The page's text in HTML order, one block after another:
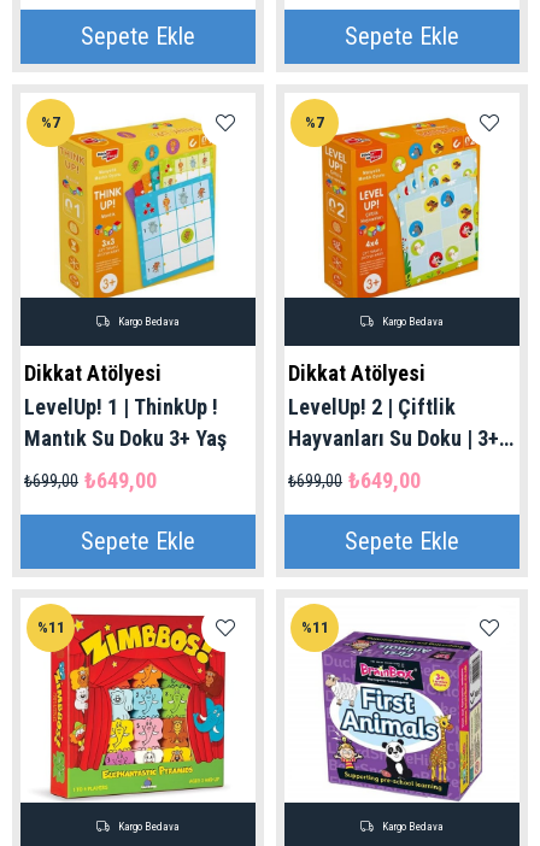
Sepete Ekle Sepete Ekle
Dikkat Atölyesi
LevelUp! 1 | ThinkUp !
Mantık Su Doku 3+ Yaş
₺649,00
₺699,00
Sepete Ekle
%7
Kargo Bedava
Dikkat Atölyesi
LevelUp! 2 | Çiftlik
Hayvanları Su Doku | 3+
Yaş
₺649,00
₺699,00
Sepete Ekle
%7
Kargo Bedava
%11
Kargo Bedava
%11
Kargo Bedava